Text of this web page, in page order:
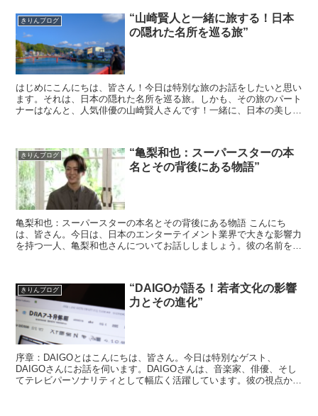
きりんブログ
“山崎賢人と一緒に旅する！日本
の隠れた名所を巡る旅”
はじめにこんにちは、皆さん！今日は特別な旅のお話をしたいと思い
ます。それは、日本の隠れた名所を巡る旅。しかも、その旅のパート
ナーはなんと、人気俳優の山崎賢人さんです！一緒に、日本の美しい
きりんブログ
“亀梨和也：スーパースターの本
名とその背後にある物語”
亀梨和也：スーパースターの本名とその背後にある物語 こんにち
は、皆さん。今日は、日本のエンターテイメント業界で大きな影響力
を持つ一人、亀梨和也さんについてお話ししましょう。彼の名前を聞
きりんブログ
“DAIGOが語る！若者文化の影響
力とその進化”
序章：DAIGOとはこんにちは、皆さん。今日は特別なゲスト、
DAIGOさんにお話を伺います。DAIGOさんは、音楽家、俳優、そし
てテレビパーソナリティとして幅広く活躍しています。彼の視点から